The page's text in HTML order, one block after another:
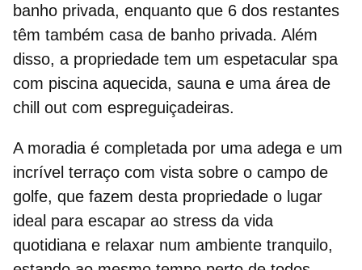
banho privada, enquanto que 6 dos restantes
têm também casa de banho privada. Além
disso, a propriedade tem um espetacular spa
com piscina aquecida, sauna e uma área de
chill out com espreguiçadeiras.
A moradia é completada por uma adega e um
incrível terraço com vista sobre o campo de
golfe, que fazem desta propriedade o lugar
ideal para escapar ao stress da vida
quotidiana e relaxar num ambiente tranquilo,